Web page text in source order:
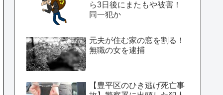
ら3日後にまたもや被害！
同一犯か
元夫が住む家の窓を割る！
無職の女を逮捕
【豊平区のひき逃げ死亡事